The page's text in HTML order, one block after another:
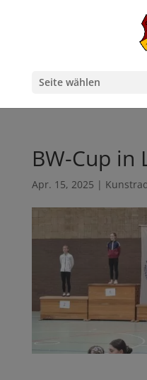
Seite wählen
BW-Cup in
Apr. 15, 2025 |